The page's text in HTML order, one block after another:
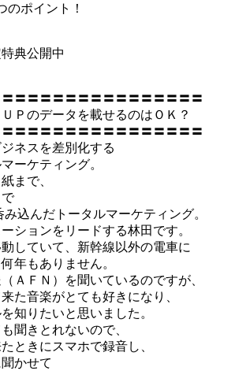
ポイント！
典公開中
〓〓〓〓〓〓〓〓〓〓〓〓〓〓〓
Ｐのデータを載せるのはＯＫ？
〓〓〓〓〓〓〓〓〓〓〓〓〓〓〓
ネスを差別化する
ーケティング。
まで、
込んだトータルマーケティング。
ションをリードする林田です。
していて、新幹線以外の電車に
年もありません。
ＡＦＮ）を聞いているのですが、
た音楽がとても好きになり、
知りたいと思いました。
聞きとれないので、
ときにスマホで録音し、
かせて